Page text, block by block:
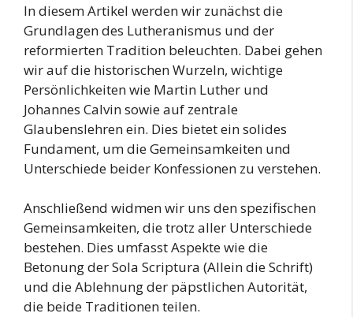
In diesem Artikel werden wir zunächst die
Grundlagen des Lutheranismus und der
reformierten Tradition beleuchten. Dabei gehen
wir auf die historischen Wurzeln, wichtige
Persönlichkeiten wie Martin Luther und
Johannes Calvin sowie auf zentrale
Glaubenslehren ein. Dies bietet ein solides
Fundament, um die Gemeinsamkeiten und
Unterschiede beider Konfessionen zu verstehen.
Anschließend widmen wir uns den spezifischen
Gemeinsamkeiten, die trotz aller Unterschiede
bestehen. Dies umfasst Aspekte wie die
Betonung der Sola Scriptura (Allein die Schrift)
und die Ablehnung der päpstlichen Autorität,
die beide Traditionen teilen.